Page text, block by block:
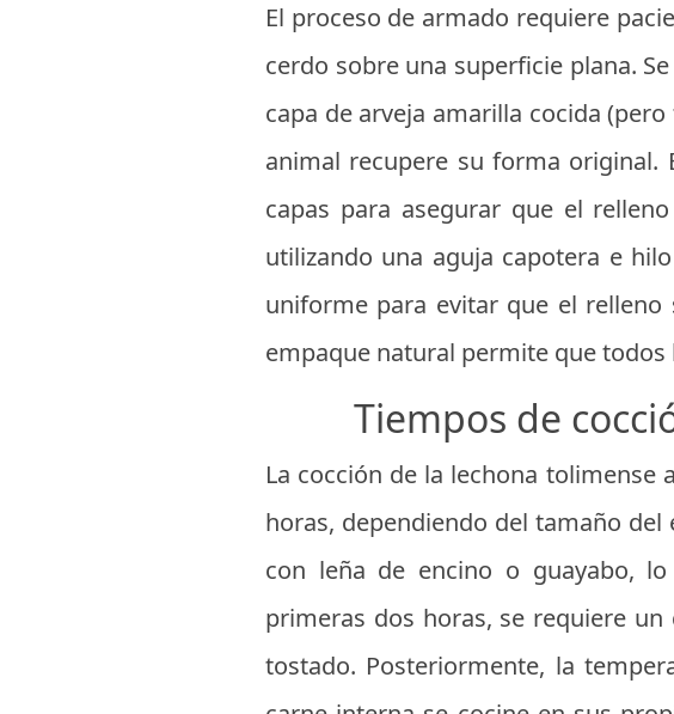
El proceso de armado requiere
cerdo sobre una superficie plana.
capa de arveja amarilla cocida
animal recupere su forma
capas para asegurar que el
utilizando una aguja capotera e
uniforme para evitar que el
empaque natural permite que
Tiempos de
La cocción de la lechona
horas, dependiendo del tamaño
con leña de encino o guayabo,
primeras dos horas, se requiere
tostado. Posteriormente, la